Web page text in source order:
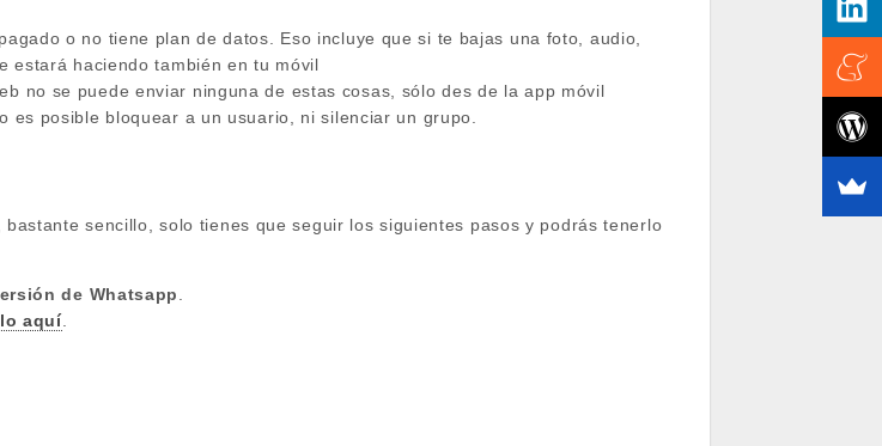
o no tiene plan de datos. Eso incluye que si te bajas una foto, audio,
estará haciendo también en tu móvil
no se puede enviar ninguna de estas cosas, sólo des de la app móvil
es posible bloquear a un usuario, ni silenciar un grupo.
sencillo, solo tienes que seguir los siguientes pasos y podrás tenerlo
de Whatsapp
aquí.